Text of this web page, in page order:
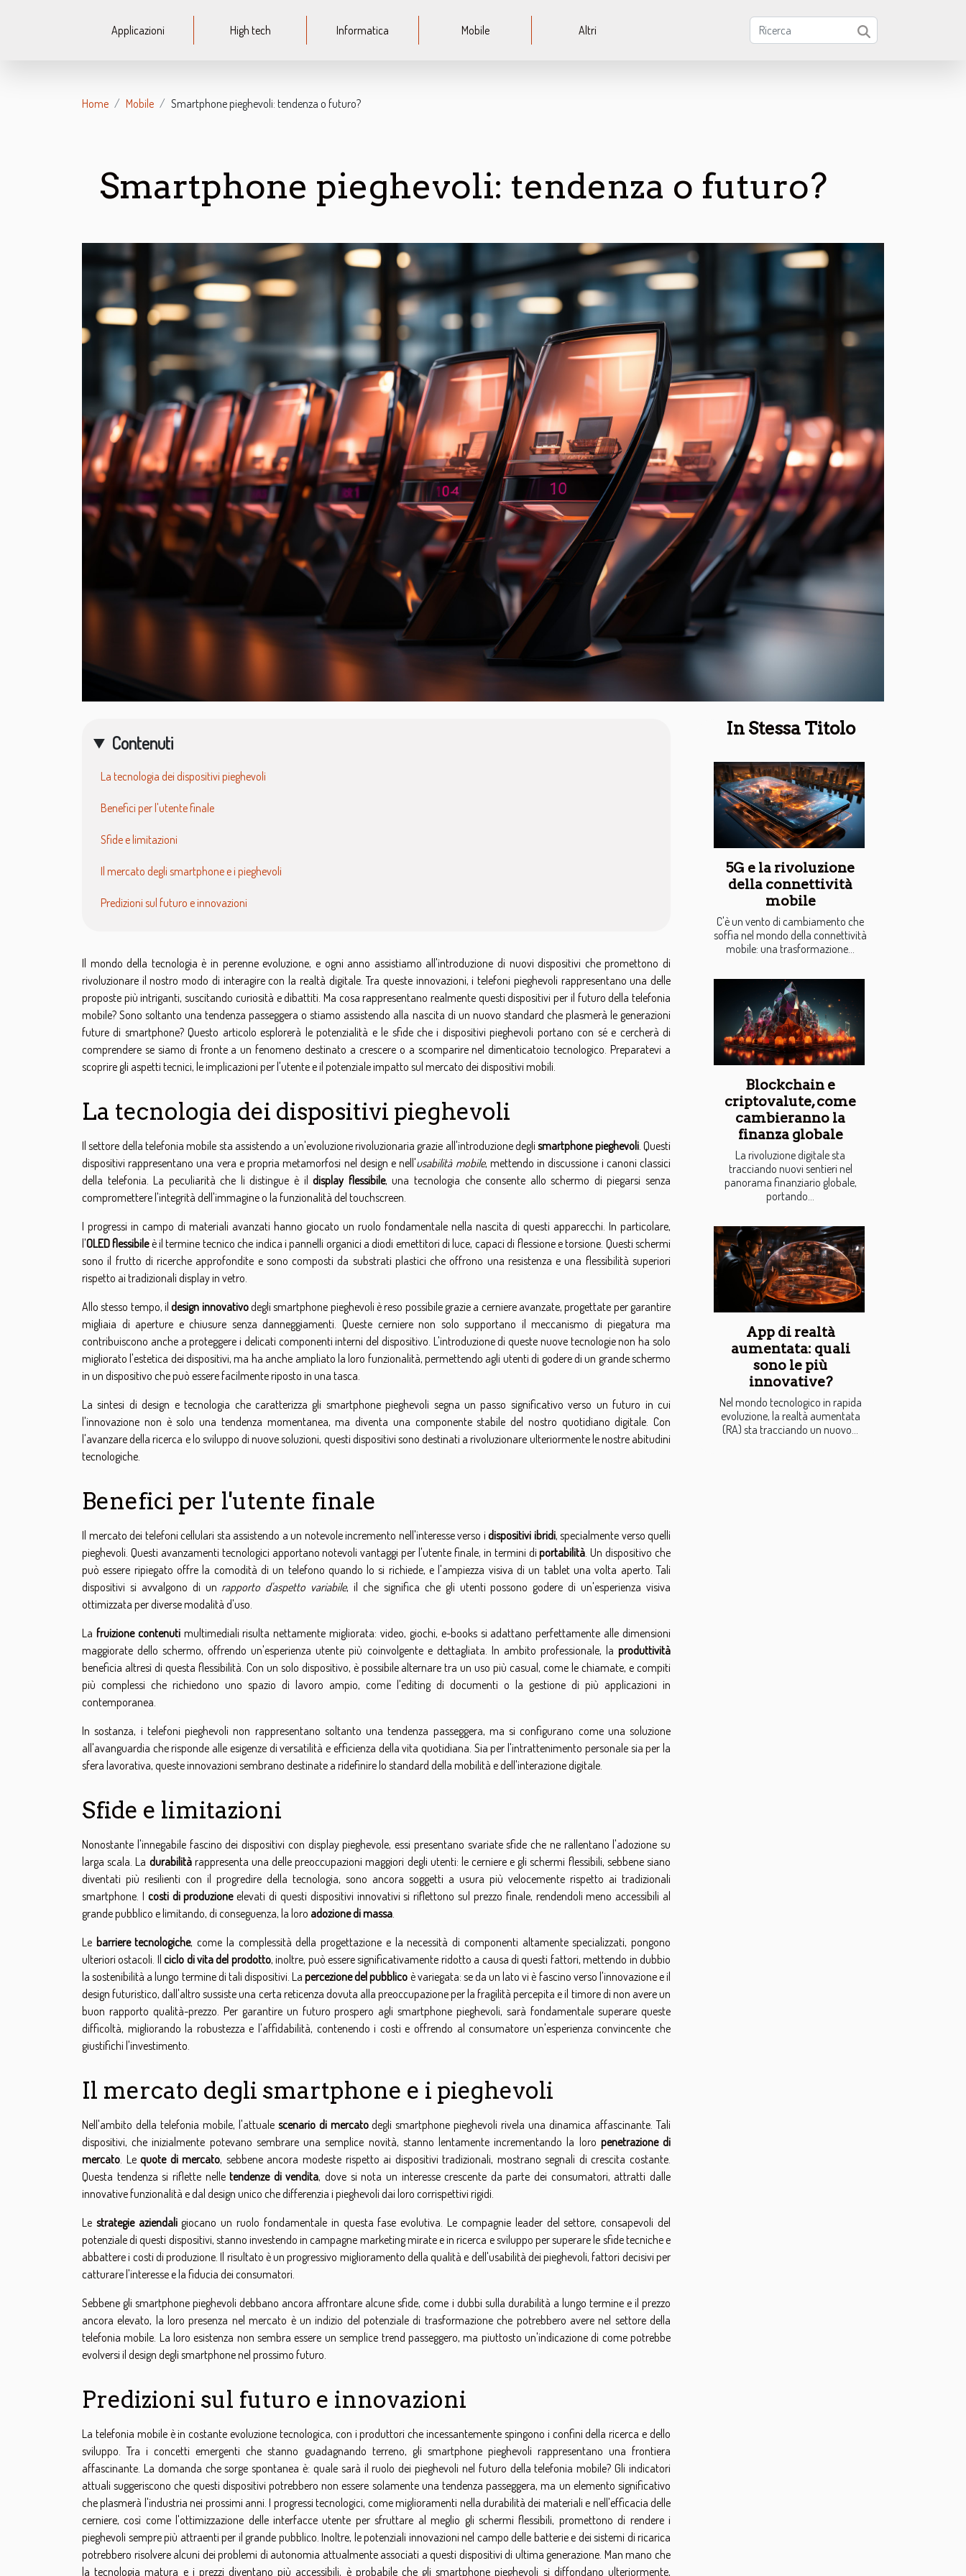
Applicazioni High tech Informatica Mobile Altri
Home Mobile Smartphone pieghevoli: tendenza o futuro?
Smartphone pieghevoli: tendenza o futuro?
Contenuti
La tecnologia dei dispositivi pieghevoli
Benefici per l'utente finale
Sfide e limitazioni
Il mercato degli smartphone e i pieghevoli
Predizioni sul futuro e innovazioni
Il mondo della tecnologia è in perenne evoluzione, e ogni anno assistiamo all'introduzione di nuovi dispositivi che promettono di
rivoluzionare il nostro modo di interagire con la realtà digitale. Tra queste innovazioni, i telefoni pieghevoli rappresentano una delle
proposte più intriganti, suscitando curiosità e dibattiti. Ma cosa rappresentano realmente questi dispositivi per il futuro della telefonia
mobile? Sono soltanto una tendenza passeggera o stiamo assistendo alla nascita di un nuovo standard che plasmerà le generazioni
future di smartphone? Questo articolo esplorerà le potenzialità e le sfide che i dispositivi pieghevoli portano con sé e cercherà di
comprendere se siamo di fronte a un fenomeno destinato a crescere o a scomparire nel dimenticatoio tecnologico. Preparatevi a
scoprire gli aspetti tecnici, le implicazioni per l'utente e il potenziale impatto sul mercato dei dispositivi mobili.
La tecnologia dei dispositivi pieghevoli
Il settore della telefonia mobile sta assistendo a un'evoluzione rivoluzionaria grazie all'introduzione deglismartphone pieghevoli. Questi
dispositivi rappresentano una vera e propria metamorfosi nel design e nell'usabilità mobile, mettendo in discussione i canoni classici
della telefonia. La peculiarità che li distingue è ildisplay flessibile, una tecnologia che consente allo schermo di piegarsi senza
compromettere l'integrità dell'immagine o la funzionalità del touchscreen.
I progressi in campo di materiali avanzati hanno giocato un ruolo fondamentale nella nascita di questi apparecchi. In particolare,
l'OLED flessibileè il termine tecnico che indica i pannelli organici a diodi emettitori di luce, capaci di flessione e torsione. Questi schermi
sono il frutto di ricerche approfondite e sono composti da substrati plastici che offrono una resistenza e una flessibilità superiori
rispetto ai tradizionali display in vetro.
Allo stesso tempo, ildesign innovativodegli smartphone pieghevoli è reso possibile grazie a cerniere avanzate, progettate per garantire
migliaia di aperture e chiusure senza danneggiamenti. Queste cerniere non solo supportano il meccanismo di piegatura ma
contribuiscono anche a proteggere i delicati componenti interni del dispositivo. L'introduzione di queste nuove tecnologie non ha solo
migliorato l'estetica dei dispositivi, ma ha anche ampliato la loro funzionalità, permettendo agli utenti di godere di un grande schermo
in un dispositivo che può essere facilmente riposto in una tasca.
La sintesi di design e tecnologia che caratterizza gli smartphone pieghevoli segna un passo significativo verso un futuro in cui
l'innovazione non è solo una tendenza momentanea, ma diventa una componente stabile del nostro quotidiano digitale. Con
l'avanzare della ricerca e lo sviluppo di nuove soluzioni, questi dispositivi sono destinati a rivoluzionare ulteriormente le nostre abitudini
tecnologiche.
Benefici per l'utente finale
Il mercato dei telefoni cellulari sta assistendo a un notevole incremento nell'interesse verso i dispositivi ibridi, specialmente verso quelli
pieghevoli. Questi avanzamenti tecnologici apportano notevoli vantaggi per l'utente finale, in termini diportabilità . Un dispositivo che
può essere ripiegato offre la comodità di un telefono quando lo si richiede, e l'ampiezza visiva di un tablet una volta aperto. Tali
dispositivi si avvalgono di un rapporto d'aspetto variabile, il che significa che gli utenti possono godere di un'esperienza visiva
ottimizzata per diverse modalità d'uso.
La fruizione contenutimultimediali risulta nettamente migliorata: video, giochi, e-books si adattano perfettamente alle dimensioni
maggiorate dello schermo, offrendo un'esperienza utente più coinvolgente e dettagliata. In ambito professionale, la produttività
beneficia altresì di questa flessibilità. Con un solo dispositivo, è possibile alternare tra un uso più casual, come le chiamate, e compiti
più complessi che richiedono uno spazio di lavoro ampio, come l'editing di documenti o la gestione di più applicazioni in
contemporanea.
In sostanza, i telefoni pieghevoli non rappresentano soltanto una tendenza passeggera, ma si configurano come una soluzione
all'avanguardia che risponde alle esigenze di versatilità e efficienza della vita quotidiana. Sia per l'intrattenimento personale sia per la
sfera lavorativa, queste innovazioni sembrano destinate a ridefinire lo standard della mobilità e dell'interazione digitale.
Sfide e limitazioni
Nonostante l'innegabile fascino dei dispositivi con display pieghevole, essi presentano svariate sfide che ne rallentano l'adozione su
larga scala. La durabilitàrappresenta una delle preoccupazioni maggiori degli utenti: le cerniere e gli schermi flessibili, sebbene siano
diventati più resilienti con il progredire della tecnologia, sono ancora soggetti a usura più velocemente rispetto ai tradizionali
smartphone. I costi di produzioneelevati di questi dispositivi innovativi si riflettono sul prezzo finale, rendendoli meno accessibili al
grande pubblico e limitando, di conseguenza, la loro adozione di massa
Le barriere tecnologiche, come la complessità della progettazione e la necessità di componenti altamente specializzati, pongono
ulteriori ostacoli. Ilciclo di vita del prodotto, inoltre, può essere significativamente ridotto a causa di questi fattori, mettendo in dubbio
la sostenibilità a lungo termine di tali dispositivi. Lapercezione del pubblico è variegata: se da un lato vi è fascino verso l'innovazione e il
design futuristico, dall'altro sussiste una certa reticenza dovuta alla preoccupazione per la fragilità percepita e il timore di non avere un
buon rapporto qualità-prezzo. Per garantire un futuro prospero agli smartphone pieghevoli, sarà fondamentale superare queste
difficoltà, migliorando la robustezza e l'affidabilità, contenendo i costi e offrendo al consumatore un'esperienza convincente che
giustifichi l'investimento.
Il mercato degli smartphone e i pieghevoli
Nell'ambito della telefonia mobile, l'attuale scenario di mercatodegli smartphone pieghevoli rivela una dinamica affascinante. Tali
dispositivi, che inizialmente potevano sembrare una semplice novità, stanno lentamente incrementando la loro penetrazione di
mercato . Lequote di mercato, sebbene ancora modeste rispetto ai dispositivi tradizionali, mostrano segnali di crescita costante.
Questa tendenza si riflette nelletendenze di vendita, dove si nota un interesse crescente da parte dei consumatori, attratti dalle
innovative funzionalità e dal design unico che differenzia i pieghevoli dai loro corrispettivi rigidi.
Le strategie aziendaligiocano un ruolo fondamentale in questa fase evolutiva. Le compagnie leader del settore, consapevoli del
potenziale di questi dispositivi, stanno investendo in campagne marketing mirate e in ricerca e sviluppo per superare le sfide tecniche e
abbattere i costi di produzione. Il risultato è un progressivo miglioramento della qualità e dell'usabilità dei pieghevoli, fattori decisivi per
catturare l'interesse e la fiducia dei consumatori.
Sebbene gli smartphone pieghevoli debbano ancora affrontare alcune sfide, come i dubbi sulla durabilità a lungo termine e il prezzo
ancora elevato, la loro presenza nel mercato è un indizio del potenziale di trasformazione che potrebbero avere nel settore della
telefonia mobile. La loro esistenza non sembra essere un semplice trend passeggero, ma piuttosto un'indicazione di come potrebbe
evolversi il design degli smartphone nel prossimo futuro.
Predizioni sul futuro e innovazioni
La telefonia mobile è in costante evoluzione tecnologica, con i produttori che incessantemente spingono i confini della ricerca e dello
sviluppo. Tra i concetti emergenti che stanno guadagnando terreno, gli smartphone pieghevoli rappresentano una frontiera
affascinante. La domanda che sorge spontanea è: quale sarà il ruolo dei pieghevoli nel futuro della telefonia mobile? Gli indicatori
attuali suggeriscono che questi dispositivi potrebbero non essere solamente una tendenza passeggera, ma un elemento significativo
che plasmerà l'industria nei prossimi anni. I progressi tecnologici, come miglioramenti nella durabilità dei materiali e nell'efficacia delle
cerniere, così come l'ottimizzazione delle interfacce utente per sfruttare al meglio gli schermi flessibili, promettono di rendere i
pieghevoli sempre più attraenti per il grande pubblico. Inoltre, le potenziali innovazioni nel campo delle batterie e dei sistemi di ricarica
potrebbero risolvere alcuni dei problemi di autonomia attualmente associati a questi dispositivi di ultima generazione. Man mano che
la tecnologia matura e i prezzi diventano più accessibili, è probabile che gli smartphone pieghevoli si diffondano ulteriormente,
In Stessa Titolo
5G e la rivoluzione
della connettività
mobile
C'è un vento di cambiamento che
soffia nel mondo della connettività
mobile: una trasformazione...
Blockchain e
criptovalute, come
cambieranno la
finanza globale
La rivoluzione digitale sta
tracciando nuovi sentieri nel
panorama finanziario globale,
portando...
App di realtà
aumentata: quali
sono le più
innovative?
Nel mondo tecnologico in rapida
evoluzione, la realtà aumentata
(RA) sta tracciando un nuovo...